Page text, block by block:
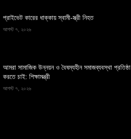
প্রাইভেট কারের ধাক্কায় স্বামী-স্ত্রী নিহত
আগস্ট ৭, ২০২৬
আমরা সামাজিক উন্নয়ন ও বৈষম্যহীন সমাজব্যবস্থা প্রতিষ্ঠা
করতে চাই: শিক্ষামন্ত্রী
আগস্ট ৭, ২০২৬